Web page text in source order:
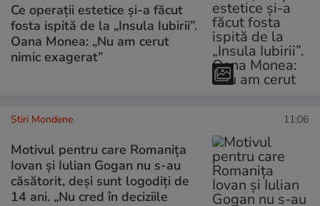
Ce operații estetice și-a făcut
fosta ispită de la „Insula Iubirii”.
Oana Monea: „Nu am cerut
nimic exagerat”
Stiri Mondene 11:06
Motivul pentru care Romanița
Iovan și Iulian Gogan nu s-au
căsătorit, deși sunt logodiți de
14 ani. „Nu cred în deciziile